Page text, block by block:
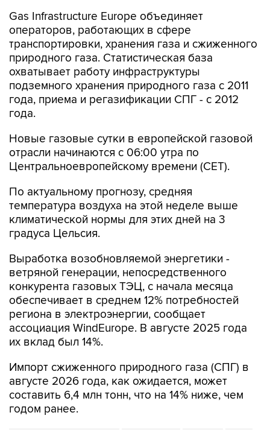
Gas Infrastructure Europe объединяет
операторов, работающих в сфере
транспортировки, хранения газа и сжиженного
природного газа. Статистическая база
охватывает работу инфраструктуры
подземного хранения природного газа с 2011
года, приема и регазификации СПГ - с 2012
года.
Новые газовые сутки в европейской газовой
отрасли начинаются c 06:00 утра по
Центральноевропейскому времени (CET).
По актуальному прогнозу, средняя
температура воздуха на этой неделе выше
климатической нормы для этих дней на 3
градуса Цельсия.
Выработка возобновляемой энергетики -
ветряной генерации, непосредственного
конкурента газовых ТЭЦ, с начала месяца
обеспечивает в среднем 12% потребностей
региона в электроэнергии, сообщает
ассоциация WindEurope. В августе 2025 года
их вклад был 14%.
Импорт сжиженного природного газа (СПГ) в
августе 2026 года, как ожидается, может
составить 6,4 млн тонн, что на 14% ниже, чем
годом ранее.